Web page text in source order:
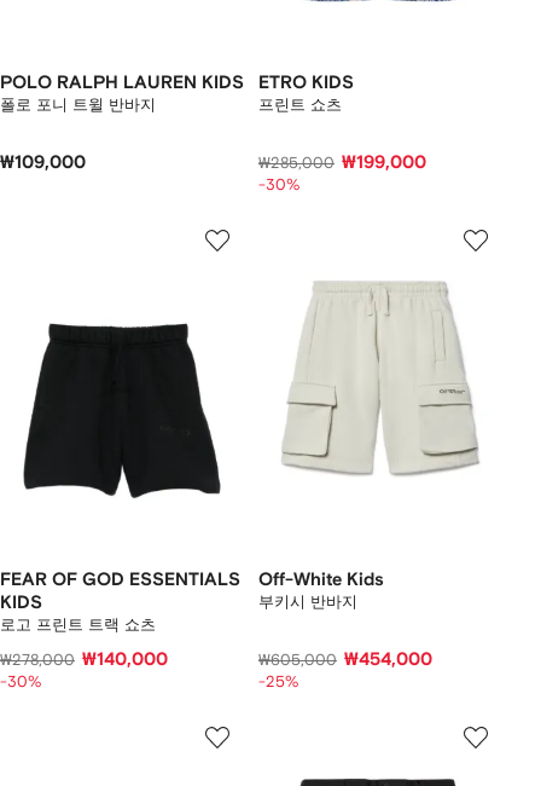
POLO RALPH LAUREN KIDS
폴로 포니 트윌 반바지
₩109,000
ETRO KIDS
프린트 쇼츠
₩285,000 ₩199,000
-30%
FEAR OF GOD ESSENTIALS
KIDS
로고 프린트 트랙 쇼츠
₩278,000 ₩140,000
-30%
Off-White Kids
부키시 반바지
₩605,000 ₩454,000
-25%